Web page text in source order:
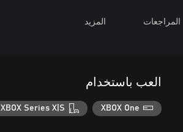
المراجعات المزيد
العب باستخدام
XBOX One
XBOX Series X|S